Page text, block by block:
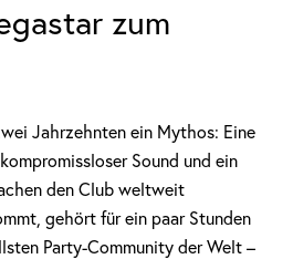
zum
Jahrzehnten ein Mythos: Eine
Sound und ein
den Club weltweit
gehört für ein paar Stunden
Party-Community der Welt –